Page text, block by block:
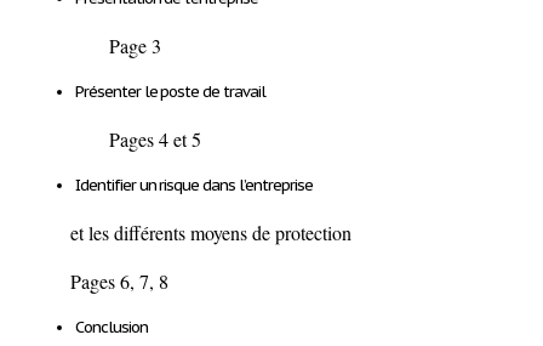
Page 3
Présenter le poste de travail
Pages 4 et 5
Identifier un risque dans l’entreprise
et les différents moyens de protection
Pages 6, 7, 8
Conclusion